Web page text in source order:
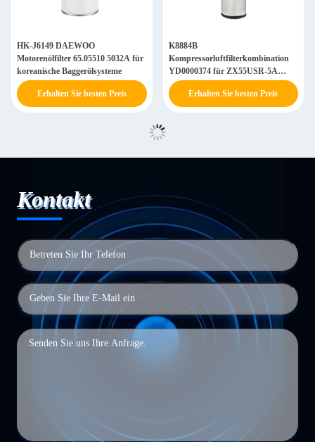
HK-J6149 DAEWOO
Motorenölfilter 65.05510 5032A für
koreanische Baggerölsysteme
Erhalten Sie besten Preis
K8884B
Kompressorluftfilterkombination
YD0000374 für ZX55USR-5A
ZX55-5G
Erhalten Sie besten Preis
Kontakt